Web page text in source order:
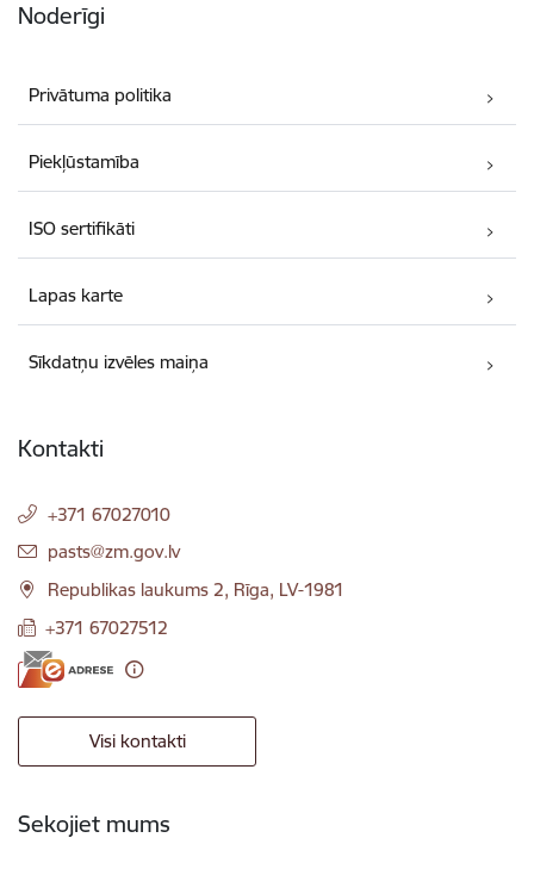
Noderīgi
Privātuma politika
Piekļūstamība
ISO sertifikāti
Lapas karte
Sīkdatņu izvēles maiņa
Kontakti
+371 67027010
E-pasts:
pasts@zm.gov.lv
Republikas laukums 2, Rīga, LV-1981
+371 67027512
Visi kontakti
Sekojiet mums